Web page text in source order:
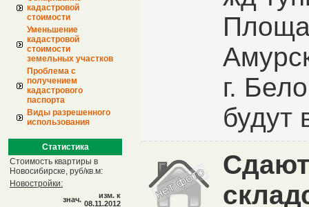
кадастровой
стоимости
Уменьшение
кадастровой
стоимости
земельных участков
Проблема с
получением
кадастрового
паспорта
Виды разрешенного
использования
Статистика
Стоимость квартиры в
Новосибирске, руб/кв.м:
Новостройки:
знач.
изм. к
08.11.2012
г.
будут